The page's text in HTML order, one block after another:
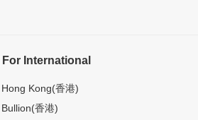
For International
Kong(香港)
香港)